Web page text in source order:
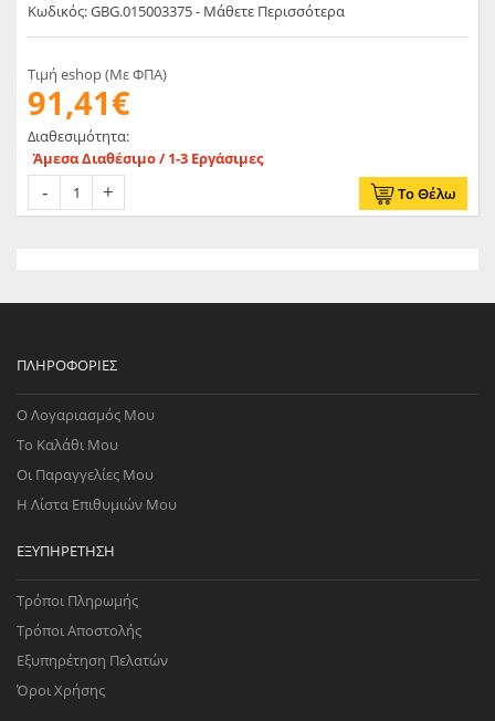
Κωδικός: GBG.015003375 - Μάθετε Περισσότερα
Τιμή eshop (Με ΦΠΑ)
91,41€
Διαθεσιμότητα:
Άμεσα Διαθέσιμο / 1-3 Εργάσιμες
Το Θέλω
ΠΛΗΡΟΦΟΡΊΕΣ
Ο Λογαριασμός Μου
Το Καλάθι Μου
Οι Παραγγελίες Μου
Η Λίστα Επιθυμιών Μου
ΕΞΥΠΗΡΈΤΗΣΗ
Τρόποι Πληρωμής
Τρόποι Αποστολής
Εξυπηρέτηση Πελατών
Όροι Χρήσης